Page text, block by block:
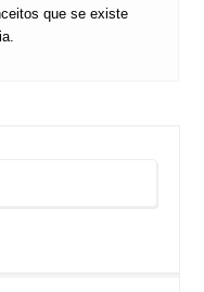
que se existe